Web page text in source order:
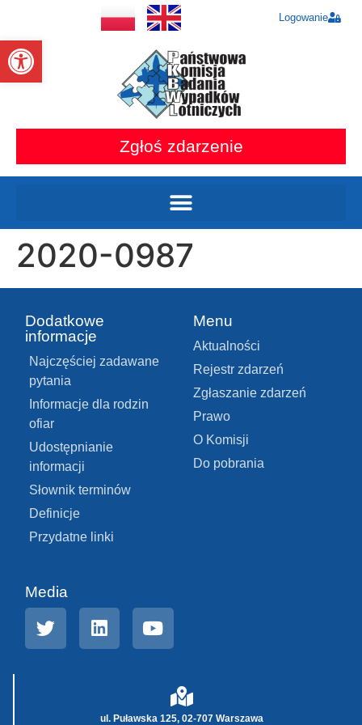
Otwórz pasek narzędzi
Logowanie
Zgłoś zdarzenie
2020-0987
Dodatkowe
informacje
Najczęściej zadawane
pytania
Informacje dla rodzin
ofiar
Udostępnianie
informacji
Słownik terminów
Definicje
Przydatne linki
Menu
Aktualności
Rejestr zdarzeń
Zgłaszanie zdarzeń
Prawo
O Komisji
Do pobrania
Media
ul. Puławska 125, 02-707 Warszawa